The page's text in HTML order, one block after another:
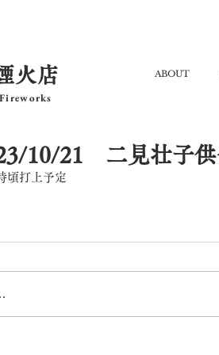
火店 ABOUT
10/21 二見壮子供
頃打上予定